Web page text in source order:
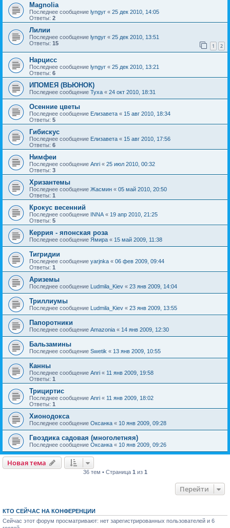
Magnolia
Последнее сообщение lyngyr « 25 дек 2010, 14:05
Ответы: 2
Лилии
Последнее сообщение lyngyr « 25 дек 2010, 13:51
Ответы: 15 1 2
Нарцисс
Последнее сообщение lyngyr « 25 дек 2010, 13:21
Ответы: 6
ИПОМЕЯ (ВЬЮНОК)
Последнее сообщение Tyxa « 24 окт 2010, 18:31
Осенние цветы
Последнее сообщение Елизавета « 15 авг 2010, 18:34
Ответы: 5
Гибискус
Последнее сообщение Елизавета « 15 авг 2010, 17:56
Ответы: 6
Нимфеи
Последнее сообщение Anri « 25 июл 2010, 00:32
Ответы: 3
Хризантемы
Последнее сообщение Жасмин « 05 май 2010, 20:50
Ответы: 1
Крокус весенний
Последнее сообщение INNA « 19 апр 2010, 21:25
Ответы: 5
Керрия - японская роза
Последнее сообщение Ямира « 15 май 2009, 11:38
Тигридии
Последнее сообщение yarjnka « 06 фев 2009, 09:44
Ответы: 1
Ариземы
Последнее сообщение Ludmila_Kiev « 23 янв 2009, 14:04
Триллиумы
Последнее сообщение Ludmila_Kiev « 23 янв 2009, 13:55
Папоротники
Последнее сообщение Amazonia « 14 янв 2009, 12:30
Бальзамины
Последнее сообщение Swetik « 13 янв 2009, 10:55
Канны
Последнее сообщение Anri « 11 янв 2009, 19:58
Ответы: 1
Трициртис
Последнее сообщение Anri « 11 янв 2009, 18:02
Ответы: 1
Хионодокса
Последнее сообщение Оксанка « 10 янв 2009, 09:28
Гвоздика садовая (многолетняя)
Последнее сообщение Оксанка « 10 янв 2009, 09:26
Новая тема
36 тем • Страница 1 из 1
Перейти
КТО СЕЙЧАС НА КОНФЕРЕНЦИИ
Сейчас этот форум просматривают: нет зарегистрированных пользователей и 6